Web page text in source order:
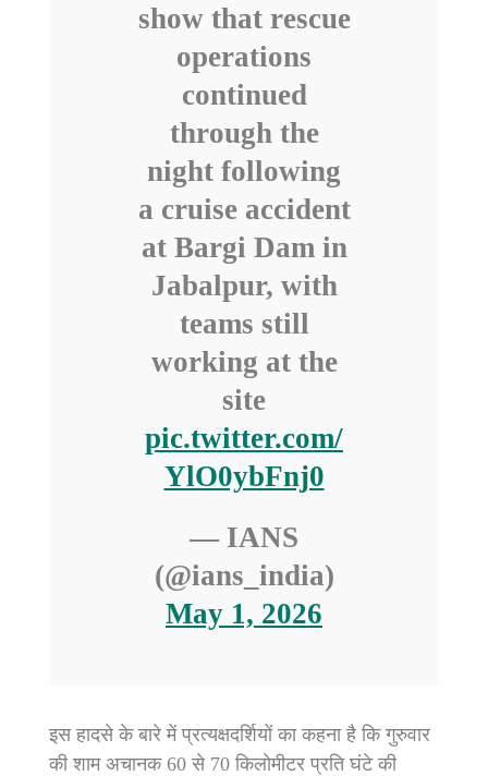
show that rescue
operations
continued
through the
night following
a cruise accident
at Bargi Dam in
Jabalpur, with
teams still
working at the
site
pic.twitter.com/
YlO0ybFnj0
— IANS
(@ians_india)
May 1, 2026
इस हादसे के बारे में प्रत्यक्षदर्शियों का कहना है कि गुरुवार
की शाम अचानक 60 से 70 किलोमीटर प्रति घंटे की